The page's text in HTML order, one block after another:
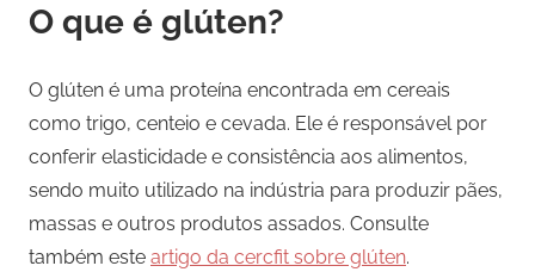
O que é glúten?
O glúten é uma proteína encontrada em cereais
como trigo, centeio e cevada. Ele é responsável por
conferir elasticidade e consistência aos alimentos,
sendo muito utilizado na indústria para produzir pães,
massas e outros produtos assados. Consulte
também este artigo da cercfit sobre glúten.